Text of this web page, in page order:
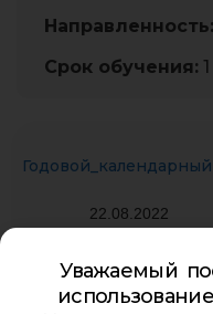
Направленность:
Срок обучения:
22.08.2022
Уважаемый